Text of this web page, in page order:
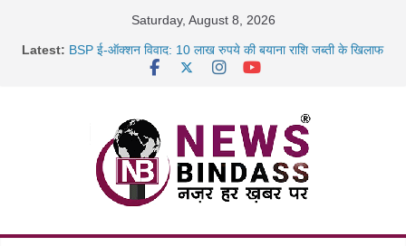
Saturday, August 8, 2026
Latest: BSP ई-ऑक्शन विवाद: 10 लाख रुपये की बयाना राशि जब्ती के खिलाफ
साइबर ठगी पर दुर्ग पुलिस का बड़ा एक्शन: 13 म्यूल बैंक खाताधारक
गिरफ्तार